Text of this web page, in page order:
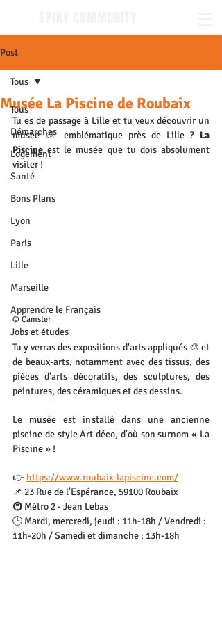
Post
Tous
Démarches
Logement
Santé
Bons Plans
Lyon
Paris
Lille
Marseille
Apprendre le Français
Jobs et études
Tous
Musée La Piscine de Roubaix
Tu es de passage à Lille et tu veux découvrir un
musée 🎨 emblématique près de Lille ? La
Piscine est le musée que tu dois absolument
visiter !
© Camster
Tu y verras des expositions d'arts appliqués 🎨 et
de beaux-arts, notamment avec des tissus, des
pièces d'arts décoratifs, des sculptures, des
peintures, des céramiques et des dessins.
Le musée est installé dans une ancienne
piscine de style Art déco, d'où son surnom « La
Piscine » !
👉 https://www.roubaix-lapiscine.com/
📌 23 Rue de l'Espérance, 59100 Roubaix
🚇 Métro 2 - Jean Lebas
🕒 Mardi, mercredi, jeudi : 11h-18h / Vendredi :
11h-20h / Samedi et dimanche : 13h-18h